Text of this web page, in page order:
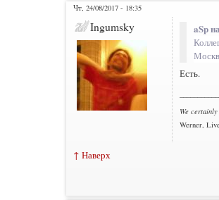
Чт, 24/08/2017 - 18:35
Ingumsky aSp
Есть.
We
Werner,
↑ Наверх